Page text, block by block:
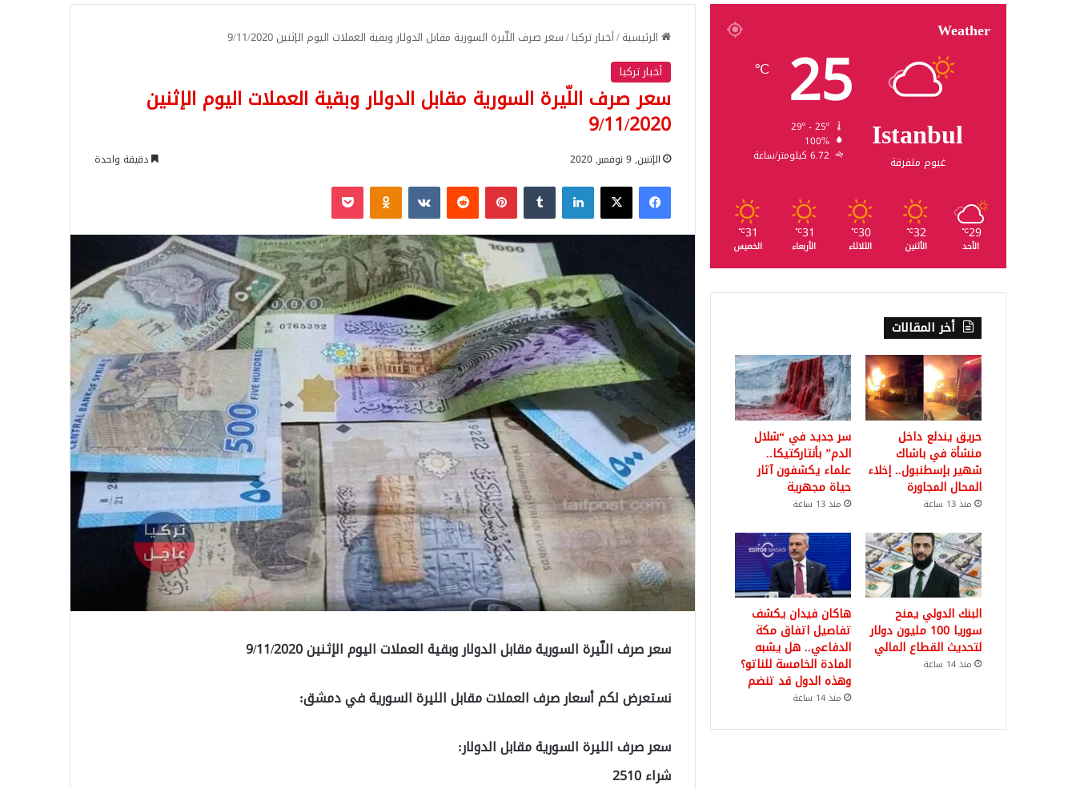
الرئيسية/أخبار تركيا/سعر صرف اللّيرة السورية مقابل الدولار وبقية العملات اليوم الإثنين 9/11/2020
أخبار تركيا
سعر صرف اللّيرة السورية مقابل الدولار وبقية العملات اليوم الإثنين
9/11/2020
الإثنين, 9 نوفمبر, 2020 دقيقة واحدة
فيسبوك‫X لينكدإن بينتيريست Odnoklassniki
‫Pocket
سعر صرف اللّيرة السورية مقابل الدولار وبقية العملات اليوم الإثنين 9/11/2020
نستعرض لكم أسعار صرف العملات مقابل الليرة السورية في دمشق:
سعر صرف الليرة السورية مقابل الدولار:
شراء 2510
Weather
Istanbul
غيوم متفرقة
25
℃
100%
6.72 كيلومتر/ساعة
29
℃
الأحد
32
℃
الأثنين
30
℃
الثلاثاء
31
℃
الأربعاء
31
℃
الخميس
أخر المقالات
حريق يندلع داخل
منشأة في باشاك
شهير بإسطنبول.. إخلاء
المحال المجاورة
منذ 13 ساعة
سر جديد في “شلال
الدم” بأنتاركتيكا..
علماء يكشفون آثار
حياة مجهرية
منذ 13 ساعة
البنك الدولي يمنح
سوريا 100 مليون دولار
لتحديث القطاع المالي
منذ 14 ساعة
هاكان فيدان يكشف
تفاصيل اتفاق مكة
الدفاعي.. هل يشبه
المادة الخامسة للناتو؟
وهذه الدول قد تنضم
منذ 14 ساعة